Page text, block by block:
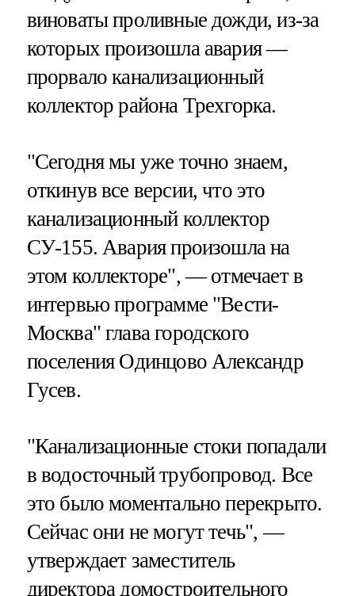
виноваты проливные дожди, из-за
которых произошла авария —
прорвало канализационный
коллектор района Трехгорка.
"Сегодня мы уже точно знаем,
откинув все версии, что это
канализационный коллектор
СУ-155. Авария произошла на
этом коллекторе", — отмечает в
интервью программе "Вести-
Москва" глава городского
поселения Одинцово Александр
Гусев.
"Канализационные стоки попадали
в водосточный трубопровод. Все
это было моментально перекрыто.
Сейчас они не могут течь", —
утверждает заместитель
директора домостроительного